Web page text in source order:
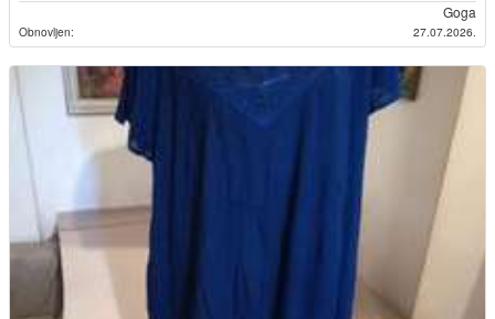
Goga
Obnovljen: 27.07.2026.